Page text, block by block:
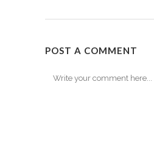
POST A COMMENT